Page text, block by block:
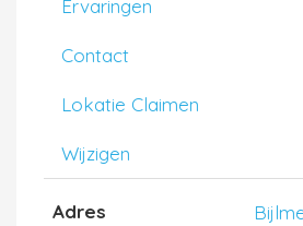
Ervaringen
Contact
Lokatie Claimen
Wijzigen
Adres